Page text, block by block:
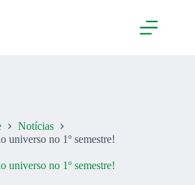
Notícias
universo no 1º semestre!
universo no 1º semestre!